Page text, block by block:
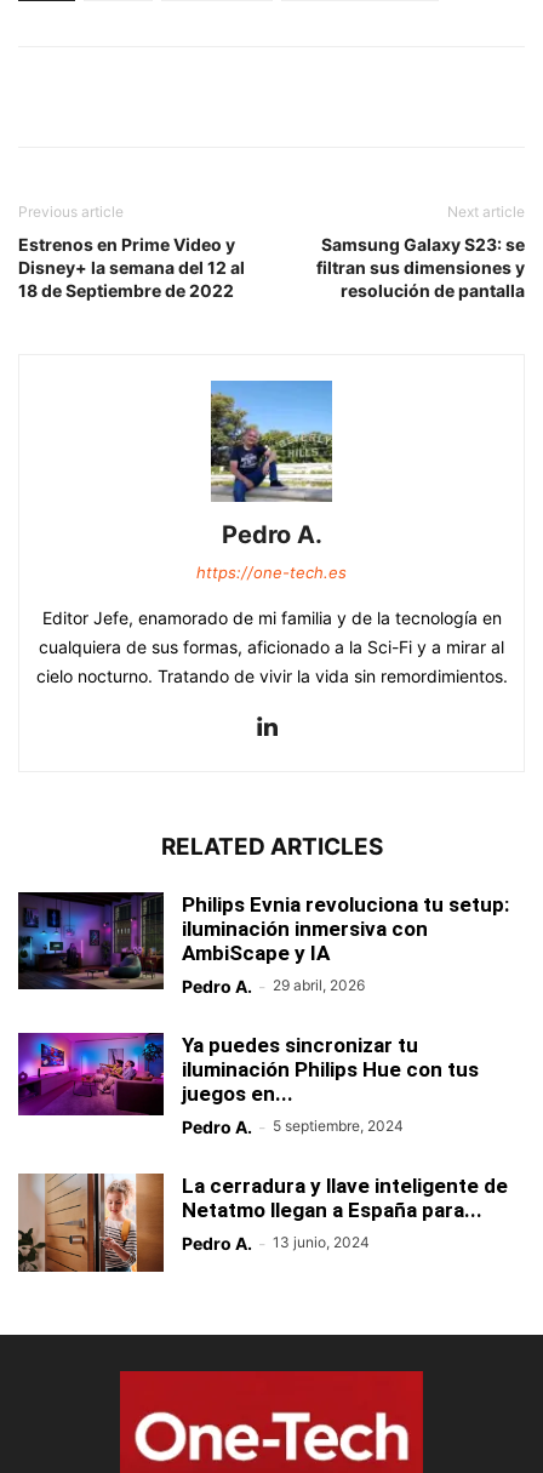
Previous article
Estrenos en Prime Video y
Disney+ la semana del 12 al
18 de Septiembre de 2022
Next article
Samsung Galaxy S23: se
filtran sus dimensiones y
resolución de pantalla
Pedro A.
https://one-tech.es
Editor Jefe, enamorado de mi familia y de la tecnología en
cualquiera de sus formas, aficionado a la Sci-Fi y a mirar al
cielo nocturno. Tratando de vivir la vida sin remordimientos.
RELATED ARTICLES
Philips Evnia revoluciona tu setup:
iluminación inmersiva con
AmbiScape y IA
Pedro A. - 29 abril, 2026
Ya puedes sincronizar tu
iluminación Philips Hue con tus
juegos en...
Pedro A. - 5 septiembre, 2024
La cerradura y llave inteligente de
Netatmo llegan a España para...
Pedro A. - 13 junio, 2024